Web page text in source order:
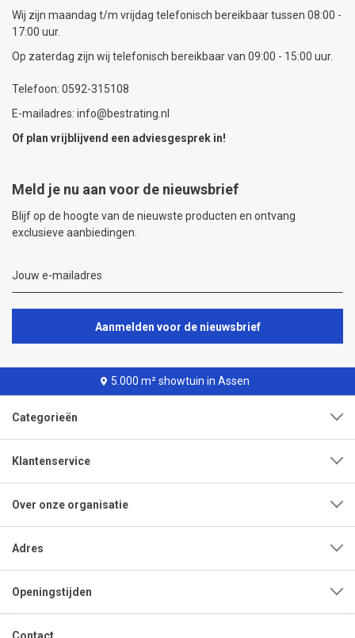
Wij zijn maandag t/m vrijdag telefonisch bereikbaar tussen 08:00 -
17:00 uur.
Op zaterdag zijn wij telefonisch bereikbaar van 09:00 - 15:00 uur.
Telefoon: 0592-315108
E-mailadres: info@bestrating.nl
Of plan vrijblijvend een adviesgesprek in!
Meld je nu aan voor de nieuwsbrief
Blijf op de hoogte van de nieuwste producten en ontvang
exclusieve aanbiedingen.
Aanmelden voor de nieuwsbrief
5.000 m² showtuin in Assen
Categorieën
Klantenservice
Over onze organisatie
Adres
Openingstijden